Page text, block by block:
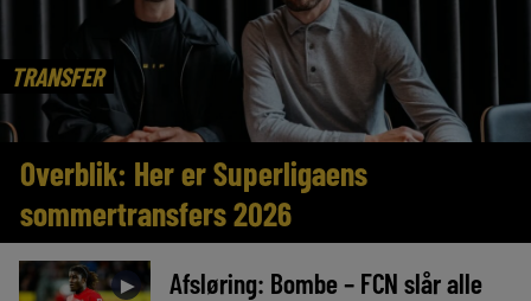
TRANSFER
Overblik: Her er Superligaens
sommertransfers 2026
►
Afsløring: Bombe – FCN slår alle